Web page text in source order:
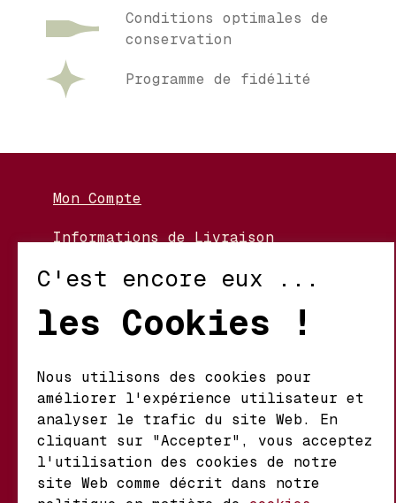
Conditions optimales de
conservation
Programme de fidélité
Mon Compte
Informations de Livraison
Conditions d’Utilisation
Mathieu S.A. Vins fins
d'origine
Chemin du Coteau 29 A
1123 Aclens Suisse
C'est encore eux ...
les Cookies !
Nous utilisons des cookies pour
améliorer l'expérience utilisateur et
analyser le trafic du site Web. En
cliquant sur "Accepter", vous acceptez
l'utilisation des cookies de notre
site Web comme décrit dans notre